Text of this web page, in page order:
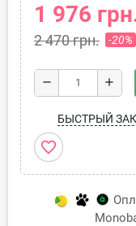
1 976
2 470 грн. -20%
remove add
БЫСТРЫЙ
favorite_border